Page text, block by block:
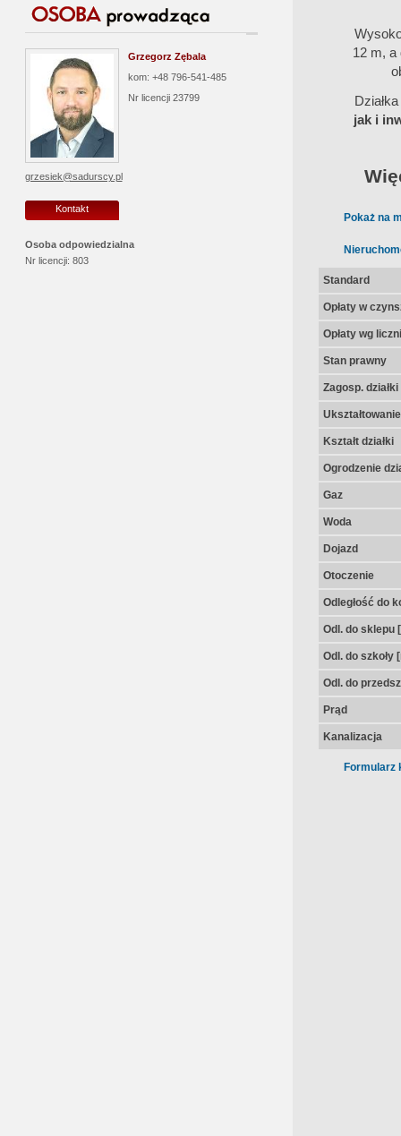
Grzegorz Zębala
kom: +48 796-541-485
Nr licencji 23799
grzesiek@sadurscy.pl
Kontakt
Osoba odpowiedzialna
Nr licencji: 803
12 m, a
jak i
Pokaż na
Standard
Opłaty w
Opłaty wg
Stan prawny
Zagosp. działki
Kształt działki
Ogrodzenie
Gaz
Woda
Dojazd
Otoczenie
Odległość do
Odl. do sklepu
Odl. do szkoły
Odl. do
Prąd
Kanalizacja
Formularz